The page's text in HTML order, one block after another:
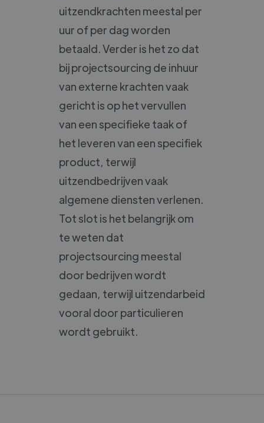
uitzendkrachten meestal per
uur of per dag worden
betaald. Verder is het zo dat
bij projectsourcing de inhuur
van externe krachten vaak
gericht is op het vervullen
van een specifieke taak of
het leveren van een specifiek
product, terwijl
uitzendbedrijven vaak
algemene diensten verlenen.
Tot slot is het belangrijk om
te weten dat
projectsourcing meestal
door bedrijven wordt
gedaan, terwijl uitzendarbeid
vooral door particulieren
wordt gebruikt.